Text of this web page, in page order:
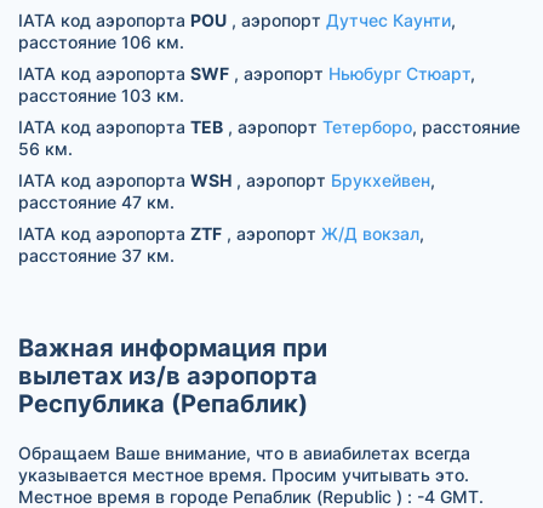
IATA код аэропорта POU , аэропорт Дутчес Каунти,
расстояние 106 км.
IATA код аэропорта SWF , аэропорт Ньюбург Стюарт,
расстояние 103 км.
IATA код аэропорта TEB , аэропорт Тетерборо, расстояние
56 км.
IATA код аэропорта WSH , аэропорт Брукхейвен,
расстояние 47 км.
IATA код аэропорта ZTF , аэропорт Ж/Д вокзал,
расстояние 37 км.
Важная информация при
вылетах из/в аэропорта
Республика (Репаблик)
Обращаем Ваше внимание, что в авиабилетах всегда
указывается местное время. Просим учитывать это.
Местное время в городе Репаблик (Republic ) : -4 GMT.